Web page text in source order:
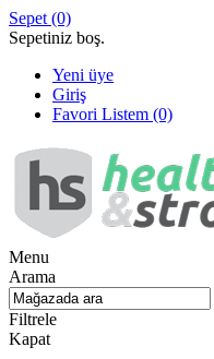
Sepet (0)
Sepetiniz boş.
Yeni üye
Giriş
Favori Listem (0)
Menu
Arama
Filtrele
Kapat